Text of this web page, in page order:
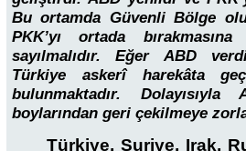
Bu ortamda Güvenli Bölge
PKK’yı ortada
sayılmalıdır. Eğer ABD
Türkiye askerî harekâta
bulunmaktadır. Dolayısıyla
boylarından geri çekilmeye
Türkiye, Suriye, Irak,